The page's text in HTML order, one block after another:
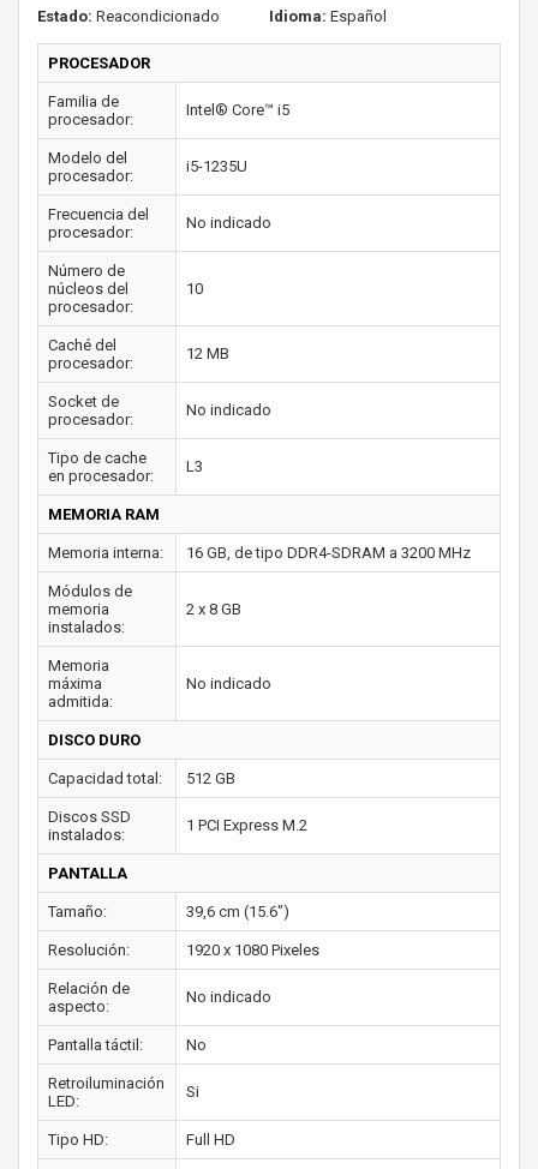
Estado: Reacondicionado Idioma: Español
PROCESADOR
Familia de
procesador:
Intel® Core™ i5
Modelo del
procesador:
i5-1235U
Frecuencia del
procesador:
No indicado
Número de
núcleos del
procesador:
10
Caché del
procesador:
12 MB
Socket de
procesador:
No indicado
Tipo de cache
en procesador:
L3
MEMORIA RAM
Memoria interna: 16 GB, de tipo DDR4-SDRAM a 3200 MHz
Módulos de
memoria
instalados:
2 x 8 GB
Memoria
máxima
admitida:
No indicado
DISCO DURO
Capacidad total: 512 GB
Discos SSD
instalados:
1 PCI Express M.2
PANTALLA
Tamaño: 39,6 cm (15.6")
Resolución: 1920 x 1080 Pixeles
Relación de
aspecto:
No indicado
Pantalla táctil: No
Retroiluminación
LED:
Si
Tipo HD: Full HD